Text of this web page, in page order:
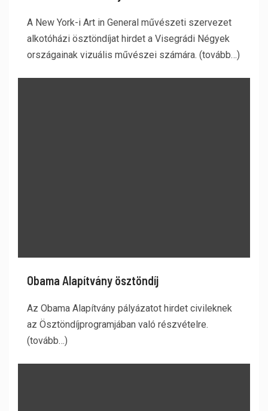
A New York-i Art in General művészeti szervezet
alkotóházi ösztöndíjat hirdet a Visegrádi Négyek
országainak vizuális művészei számára. (tovább…)
Obama Alapítvány ösztöndíj
Az Obama Alapítvány pályázatot hirdet civileknek
az Ösztöndíjprogramjában való részvételre.
(tovább…)